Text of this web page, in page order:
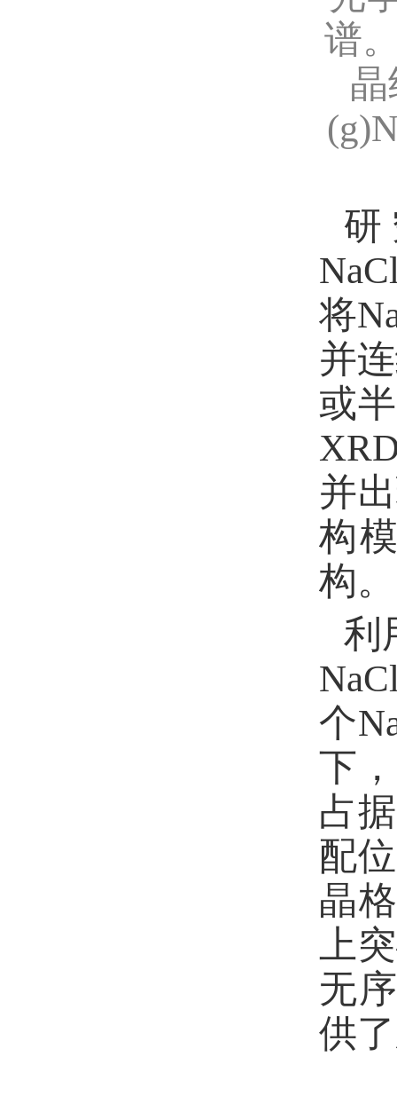
谱
将
并
或
并
构
构。
利
个
下，
占
配
晶
上
无
供